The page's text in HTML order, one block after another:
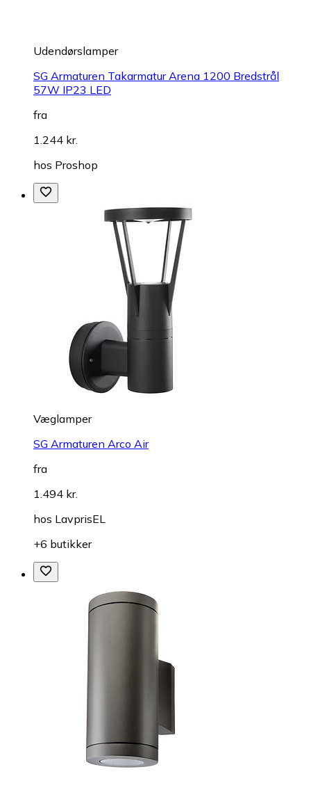
Udendørslamper
SG Armaturen Takarmatur Arena 1200 Bredstrål
57W IP23 LED
fra
1.244 kr.
hos Proshop
Væglamper
SG Armaturen Arco Air
fra
1.494 kr.
hos LavprisEL
+6 butikker